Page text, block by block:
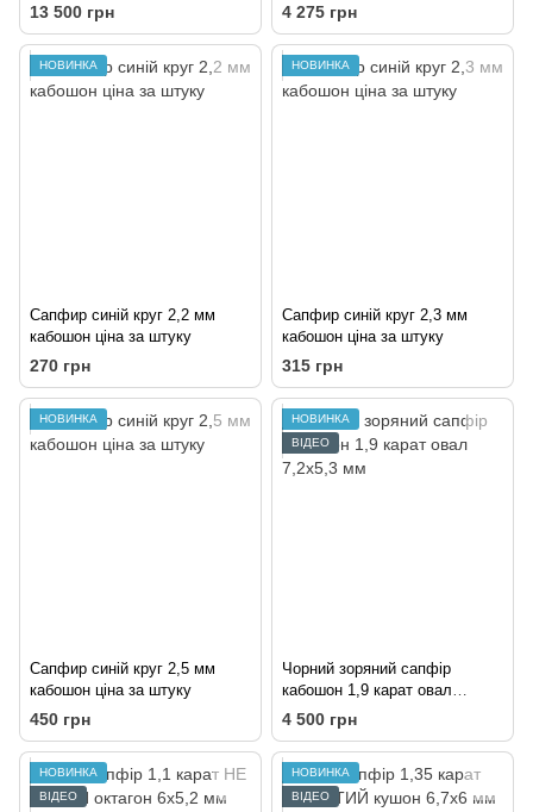
13 500 грн 4 275 грн
НОВИНКА
Сапфир синій круг 2,2 мм
кабошон ціна за штуку
270 грн
НОВИНКА
Сапфир синій круг 2,3 мм
кабошон ціна за штуку
315 грн
НОВИНКА
Сапфир синій круг 2,5 мм
кабошон ціна за штуку
450 грн
НОВИНКА
ВІДЕО
Чорний зоряний сапфір
кабошон 1,9 карат овал
7,2х5,3 мм
4 500 грн
НОВИНКА
ВІДЕО
НОВИНКА
ВІДЕО